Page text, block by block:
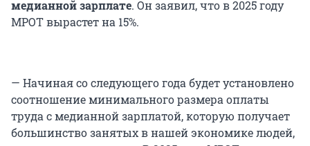
медианной зарплате. Он заявил, что в 2025 году
МРОТ вырастет на 15%.
— Начиная со следующего года будет установлено
соотношение минимального размера оплаты
труда с медианной зарплатой, которую получает
большинство занятых в нашей экономике людей,